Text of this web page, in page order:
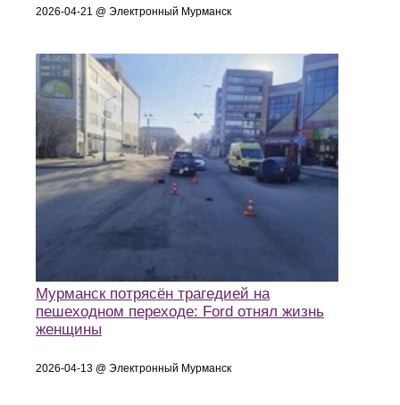
2026-04-21 @ Электронный Мурманск
Мурманск потрясён трагедией на
пешеходном переходе: Ford отнял жизнь
женщины
2026-04-13 @ Электронный Мурманск